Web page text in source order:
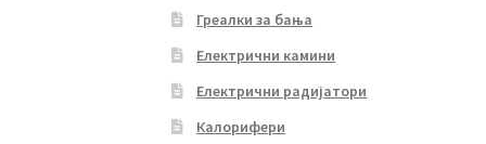
Греалки за бања
Електрични камини
Електрични радијатори
Калорифери